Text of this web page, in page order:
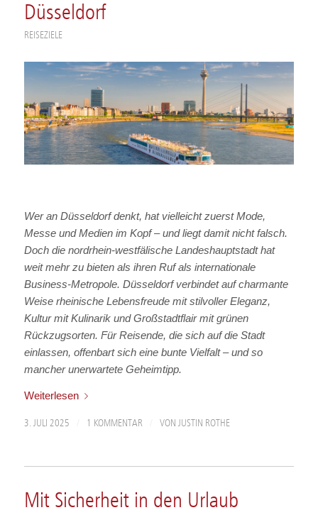
Düsseldorf
REISEZIELE
Wer an Düsseldorf denkt, hat vielleicht zuerst Mode,
Messe und Medien im Kopf – und liegt damit nicht falsch.
Doch die nordrhein-westfälische Landeshauptstadt hat
weit mehr zu bieten als ihren Ruf als internationale
Business-Metropole. Düsseldorf verbindet auf charmante
Weise rheinische Lebensfreude mit stilvoller Eleganz,
Kultur mit Kulinarik und Großstadtflair mit grünen
Rückzugsorten. Für Reisende, die sich auf die Stadt
einlassen, offenbart sich eine bunte Vielfalt – und so
mancher unerwartete Geheimtipp.
Weiterlesen
3. JULI 2025 1 KOMMENTAR VON JUSTIN ROTHE
Mit Sicherheit in den Urlaub